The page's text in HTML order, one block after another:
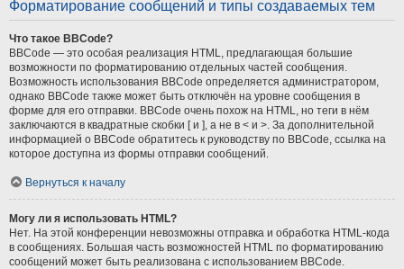
Форматирование сообщений и типы создаваемых тем
Что такое BBCode?
BBCode — это особая реализация HTML, предлагающая большие
возможности по форматированию отдельных частей сообщения.
Возможность использования BBCode определяется администратором,
однако BBCode также может быть отключён на уровне сообщения в
форме для его отправки. BBCode очень похож на HTML, но теги в нём
заключаются в квадратные скобки [ и ], а не в < и >. За дополнительной
информацией о BBCode обратитесь к руководству по BBCode, ссылка на
которое доступна из формы отправки сообщений.
Вернуться к началу
Могу ли я использовать HTML?
Нет. На этой конференции невозможны отправка и обработка HTML-кода
в сообщениях. Большая часть возможностей HTML по форматированию
сообщений может быть реализована с использованием BBCode.